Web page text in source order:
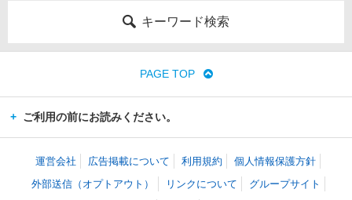
キーワード検索
PAGE TOP
ご利用の前にお読みください。
運営会社 広告掲載について 利用規約
個人情報保護方針
外部送信（オプトアウト）
リンクについて
グループサイト